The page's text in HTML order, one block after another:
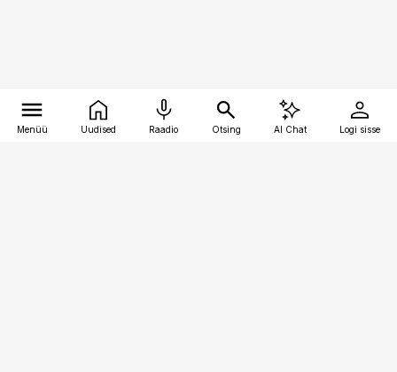
Menüü Uudised Raadio Otsing AI Chat Logi sisse